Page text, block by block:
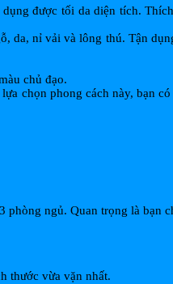
được tối da diện tích.
da, nỉ vải và lông thú. Tận
chủ đạo.
chọn phong cách này, bạn
ngủ. Quan trọng là bạn
thước vừa vặn nhất.